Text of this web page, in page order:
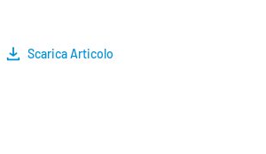
Scarica Articolo